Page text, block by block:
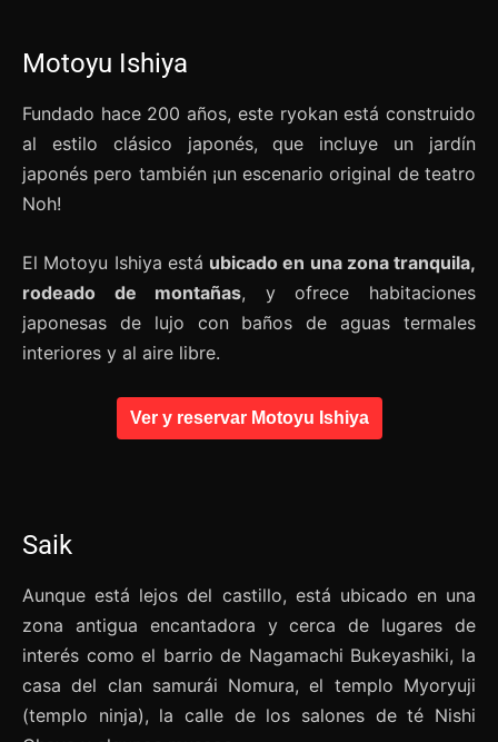
Motoyu Ishiya
Fundado hace 200 años, este ryokan está construido
al estilo clásico japonés, que incluye un jardín
japonés pero también ¡un escenario original de teatro
Noh!
El Motoyu Ishiya está ubicado en una zona tranquila,
rodeado de montañas, y ofrece habitaciones
japonesas de lujo con baños de aguas termales
interiores y al aire libre.
Ver y reservar Motoyu Ishiya
Saik
Aunque está lejos del castillo, está ubicado en una
zona antigua encantadora y cerca de lugares de
interés como el barrio de Nagamachi Bukeyashiki, la
casa del clan samurái Nomura, el templo Myoryuji
(templo ninja), la calle de los salones de té Nishi